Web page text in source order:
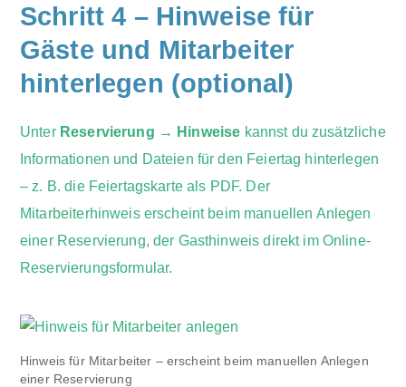
Schritt 4 – Hinweise für
Gäste und Mitarbeiter
hinterlegen (optional)
Unter Reservierung → Hinweise kannst du zusätzliche
Informationen und Dateien für den Feiertag hinterlegen
– z. B. die Feiertagskarte als PDF. Der
Mitarbeiterhinweis erscheint beim manuellen Anlegen
einer Reservierung, der Gasthinweis direkt im Online-
Reservierungsformular.
Hinweis für Mitarbeiter – erscheint beim manuellen Anlegen
einer Reservierung